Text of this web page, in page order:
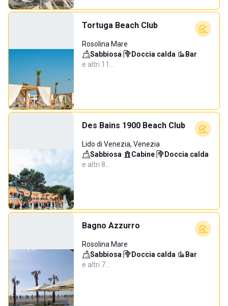
Tortuga Beach Club
Rosolina Mare
Sabbiosa· Doccia calda· Bar·
e altri 11…
Des Bains 1900 Beach Club
Lido di Venezia, Venezia
Sabbiosa· Cabine· Doccia calda·
e altri 8…
Bagno Azzurro
Rosolina Mare
Sabbiosa· Doccia calda· Bar·
e altri 7…